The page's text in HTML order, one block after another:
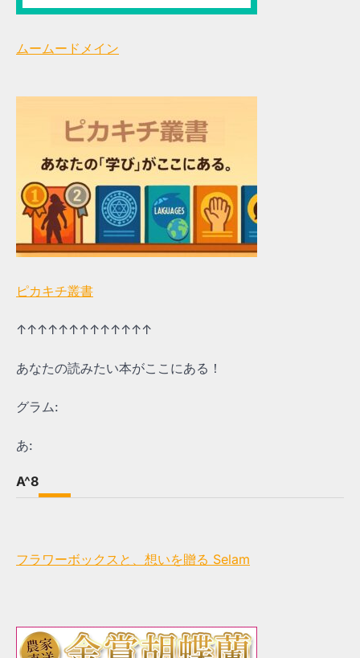
ムームードメイン
ピカキチ叢書
↑↑↑↑↑↑↑↑↑↑↑↑↑
あなたの読みたい本がここにある！
グラム:
あ:
A^8
フラワーボックスと、想いを贈る Selam